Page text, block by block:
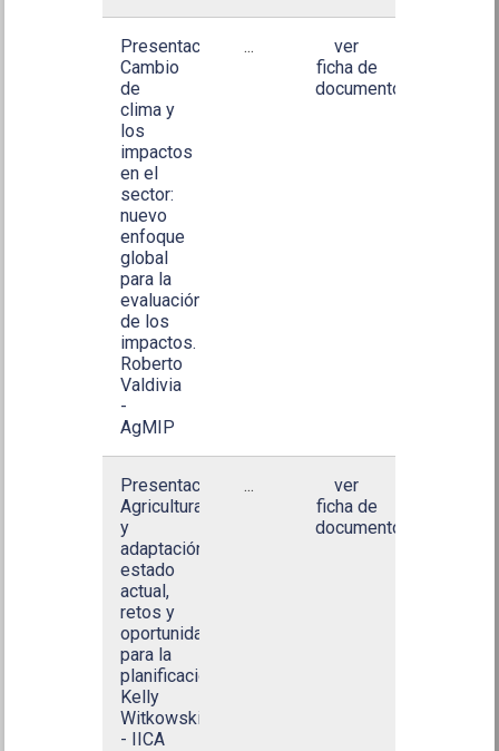
Presentación:
Cambio
de
clima y
los
impactos
en el
sector:
nuevo
enfoque
global
para la
evaluación
de los
impactos.
Roberto
Valdivia
-
AgMIP
...
ver
ficha de
documento
Presentación
Agricultura
y
adaptación
estado
actual,
retos y
oportunidades
para la
planificación.
Kelly
Witkowski
- IICA
...
ver
ficha de
documento